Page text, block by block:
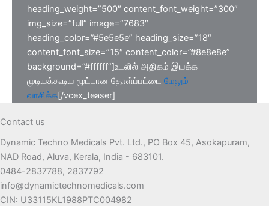
heading_weight=”500″ content_font_weight=”300″
img_size=”full” image=”7683″
heading_color=”#5e5e5e” heading_size=”18″
content_font_size=”15″ content_color=”#8e8e8e”
background=”#ffffff”]உடலில் அதிகம் இயக்க
முடியக்கூடிய மூட்டான தோள்ப்பட்டை மேலும்
வாசிக்க[/vcex_teaser]
Contact us
Dynamic Techno Medicals Pvt. Ltd., PO Box 45, Asokapuram,
NAD Road, Aluva, Kerala, India - 683101.
0484-2837788, 2837792
info@dynamictechnomedicals.com
CIN: U33115KL1988PTC004982